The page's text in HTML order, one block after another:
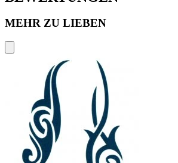
MEHR ZU LIEBEN